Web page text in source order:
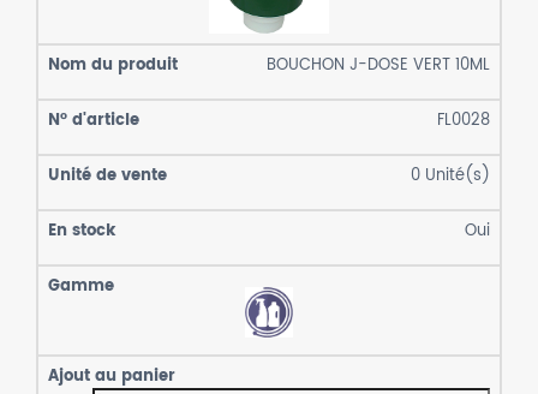
BOUCHON J-DOSE VERT 10ML
FL0028
0 Unité(s)
Oui